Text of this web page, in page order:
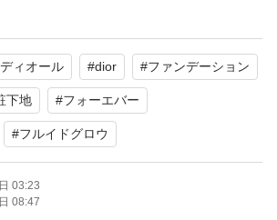
PA+++
用
系（パッケージの色）
ますが未使用品です。
ディオール #dior #ファンデーション
下地 #フォーエバー
#フルイドグロウ
03:23
08:47